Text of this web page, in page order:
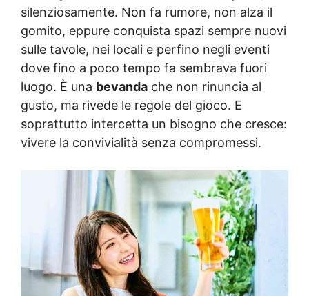
silenziosamente. Non fa rumore, non alza il
gomito, eppure conquista spazi sempre nuovi
sulle tavole, nei locali e perfino negli eventi
dove fino a poco tempo fa sembrava fuori
luogo. È una bevanda che non rinuncia al
gusto, ma rivede le regole del gioco. E
soprattutto intercetta un bisogno che cresce:
vivere la convivialità senza compromessi.